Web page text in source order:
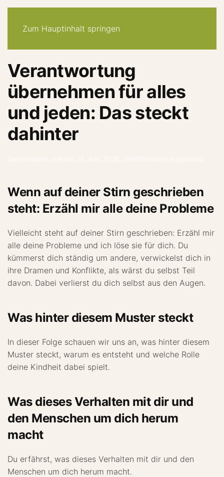
Zum Hauptinhalt springen
Verantwortung
übernehmen für alles
und jeden: Das steckt
dahinter
Wenn auf deiner Stirn geschrieben
steht: Erzähl mir alle deine Probleme
Vielleicht steht auf deiner Stirn geschrieben: Erzähl mir
alle deine Probleme und ich löse sie für dich. Du
kümmerst dich ständig um andere, verwickelst dich in
ihre Dramen und Konflikte, als wärst du selbst Teil
davon. Dabei verlierst du dich selbst aus den Augen.
Was hinter diesem Muster steckt
In dieser Folge schauen wir uns an, was hinter diesem
Muster steckt, warum es entsteht und welche Rolle
deine Kindheit dabei spielt.
Was dieses Verhalten mit dir und
den Menschen um dich herum
macht
Du erfährst, was dieses Verhalten mit dir und den
Menschen um dich herum macht.